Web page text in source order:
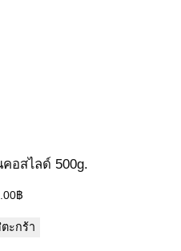
อสไลด์ 500g.
฿
ะกร้า